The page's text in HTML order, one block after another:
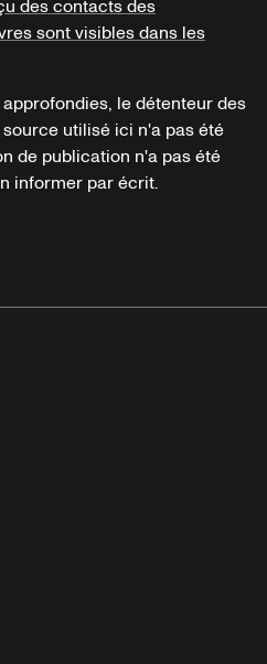
des contacts des
sont visibles dans les
le détenteur des
utilisé ici n'a pas été
de publication n'a pas été
informer par écrit.